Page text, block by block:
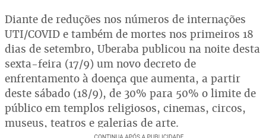
Diante de reduções nos números de internações
UTI/COVID e também de mortes nos primeiros 18
dias de setembro, Uberaba publicou na noite desta
sexta-feira (17/9) um novo decreto de
enfrentamento à doença que aumenta, a partir
deste sábado (18/9), de 30% para 50% o limite de
público em templos religiosos, cinemas, circos,
museus, teatros e galerias de arte.